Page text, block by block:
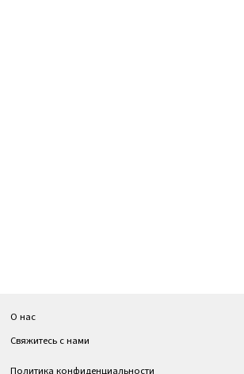
О нас
Свяжитесь с нами
Политика конфиденциальности